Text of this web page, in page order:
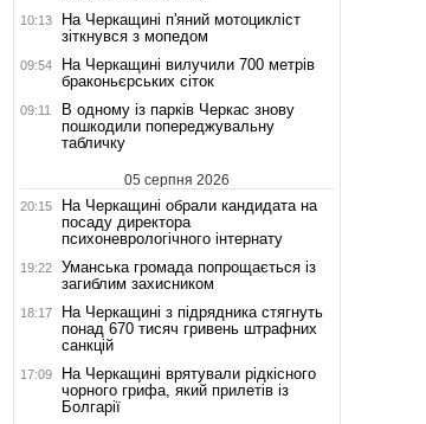
10:13
На Черкащині п'яний мотоцикліст
зіткнувся з мопедом
09:54
На Черкащині вилучили 700 метрів
браконьєрських сіток
09:11
В одному із парків Черкас знову
пошкодили попереджувальну
табличку
05 серпня 2026
20:15
На Черкащині обрали кандидата на
посаду директора
психоневрологічного інтернату
19:22
Уманська громада попрощається із
загиблим захисником
18:17
На Черкащині з підрядника стягнуть
понад 670 тисяч гривень штрафних
санкцій
17:09
На Черкащині врятували рідкісного
чорного грифа, який прилетів із
Болгарії